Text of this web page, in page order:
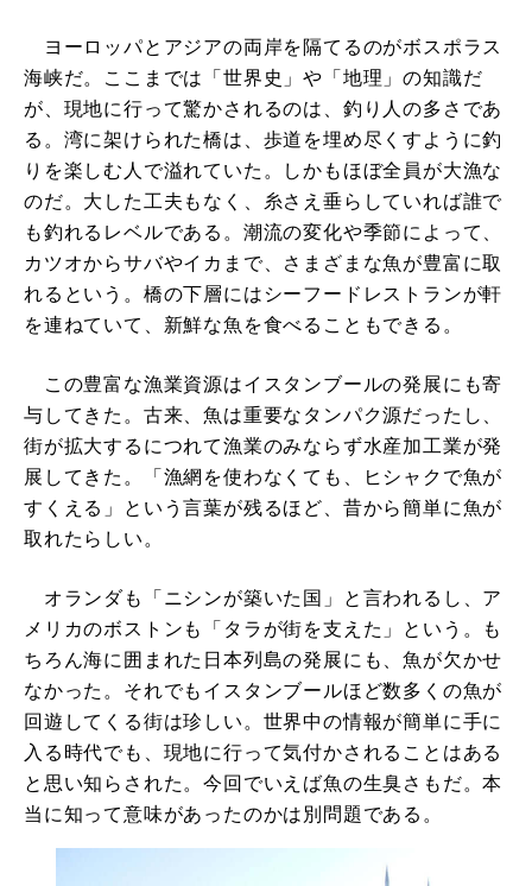
ヨーロッパとアジアの両岸を隔てるのがボスポラス
海峡だ。ここまでは「世界史」や「地理」の知識だ
が、現地に行って驚かされるのは、釣り人の多さであ
る。湾に架けられた橋は、歩道を埋め尽くすように釣
りを楽しむ人で溢れていた。しかもほぼ全員が大漁な
のだ。大した工夫もなく、糸さえ垂らしていれば誰で
も釣れるレベルである。潮流の変化や季節によって、
カツオからサバやイカまで、さまざまな魚が豊富に取
れるという。橋の下層にはシーフードレストランが軒
を連ねていて、新鮮な魚を食べることもできる。
この豊富な漁業資源はイスタンブールの発展にも寄
与してきた。古来、魚は重要なタンパク源だったし、
街が拡大するにつれて漁業のみならず水産加工業が発
展してきた。「漁網を使わなくても、ヒシャクで魚が
すくえる」という言葉が残るほど、昔から簡単に魚が
取れたらしい。
オランダも「ニシンが築いた国」と言われるし、ア
メリカのボストンも「タラが街を支えた」という。も
ちろん海に囲まれた日本列島の発展にも、魚が欠かせ
なかった。それでもイスタンブールほど数多くの魚が
回遊してくる街は珍しい。世界中の情報が簡単に手に
入る時代でも、現地に行って気付かされることはある
と思い知らされた。今回でいえば魚の生臭さもだ。本
当に知って意味があったのかは別問題である。